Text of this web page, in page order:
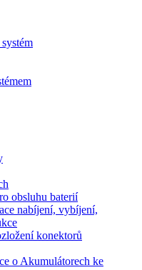
obsluhu baterií
nabíjení, vybíjení,
konektorů
o Akumulátorech ke